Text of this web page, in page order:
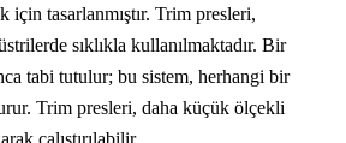
için tasarlanmıştır. Trim presleri,
sıklıkla kullanılmaktadır. Bir
tabi tutulur; bu sistem, herhangi bir
Trim presleri, daha küçük ölçekli
çalıştırılabilir.